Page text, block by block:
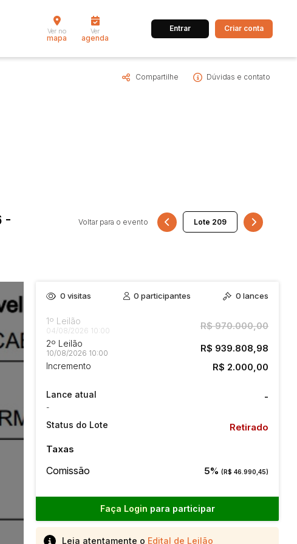
Cidade
Ver no
mapa
Ver
agenda
Entrar Criar conta
Compartilhe Dúvidas e contato
-
Voltar para o evento
0 visitas 0participantes 0 lances
1º Leilão
04/08/2026 10:00 R$ 970.000,00
2º Leilão
10/08/2026 10:00 R$ 939.808,98
Incremento R$ 2.000,00
Lance atual
-
-
Status do Lote
Retirado
Taxas
Comissão 5% (R$ 46.990,45)
Faça Login para participar
Leia atentamente o Edital de Leilão